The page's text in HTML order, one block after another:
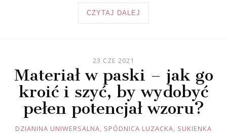
CZYTAJ DALEJ
23 CZE 2021
Materiał w paski – jak go
kroić i szyć, by wydobyć
pełen potencjał wzoru?
JOULE
DZIANINA UNIWERSALNA, SPÓDNICA LUZACKA, SUKIENKA